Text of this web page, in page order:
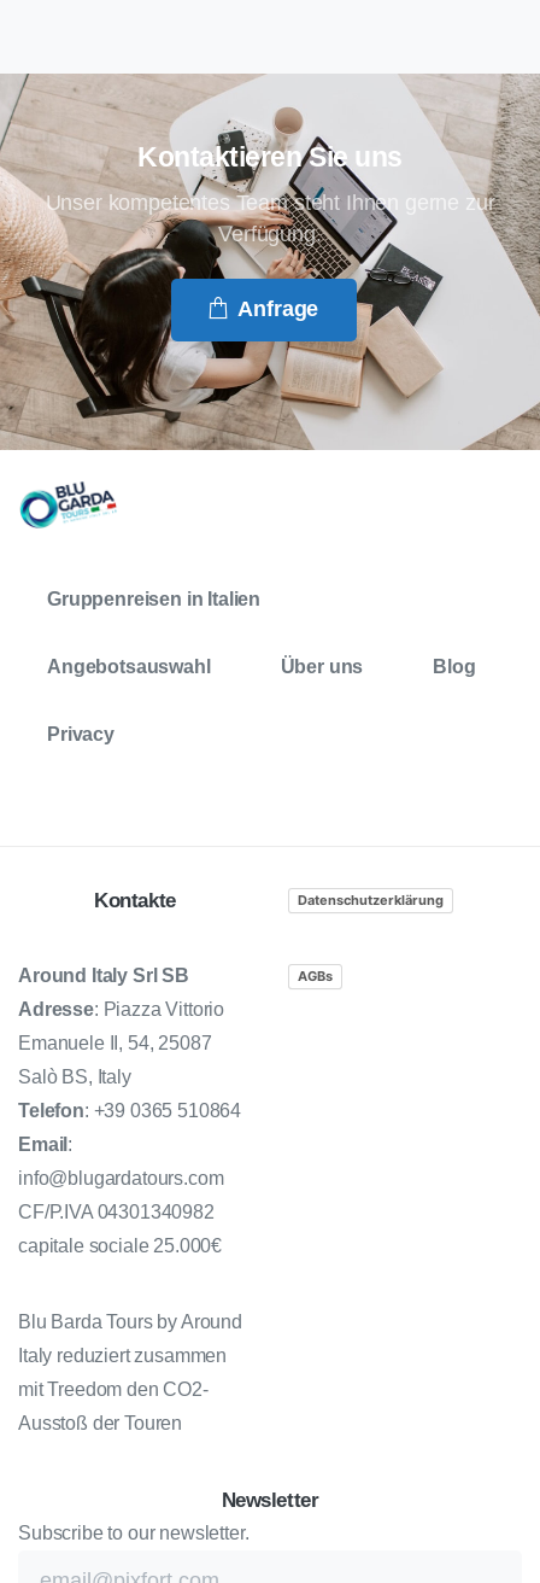
Kontaktieren Sie uns
Unser kompetentes Team steht Ihnen gerne zur
Verfügung.
Anfrage
Gruppenreisen in Italien
Angebotsauswahl Über uns Blog
Privacy
Kontakte
Around Italy Srl SB
Adresse: Piazza Vittorio
Emanuele II, 54, 25087
Salò BS, Italy
Telefon: +39 0365 510864
Email :
info@blugardatours.com
CF/P.IVA 04301340982
capitale sociale 25.000€
Datenschutzerklärung
AGBs
Blu Barda Tours by Around
Italy reduziert zusammen
mit Treedom den CO2-
Ausstoß der Touren
Newsletter
Subscribe to our newsletter.